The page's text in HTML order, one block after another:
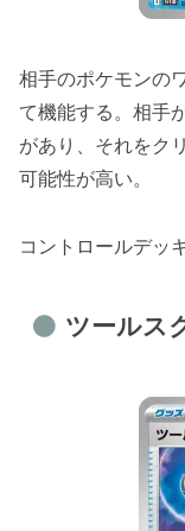
相手のポケモンの
て機能する。相手
があり、それをク
可能性が高い。
コントロールデッ
ツールス